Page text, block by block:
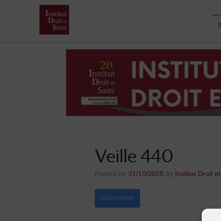
Veille 440
Posted on 31/10/2025 by Institut Droit
TÉLÉCHARGER